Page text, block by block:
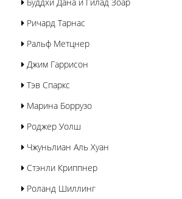
Ричард Тарнас
Ральф Метцнер
Джим Гаррисон
Тэв Спаркс
Марина Боррузо
Роджер Уолш
Чжуньлиан Аль Хуан
Стэнли Криппнер
Роланд Шиллинг